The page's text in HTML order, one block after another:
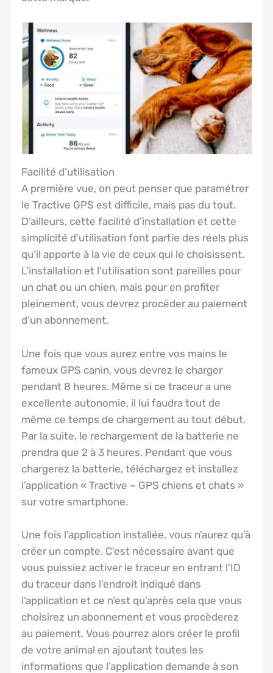
Facilité d’utilisation
A première vue, on peut penser que paramétrer
le Tractive GPS est difficile, mais pas du tout.
D’ailleurs, cette facilité d’installation et cette
simplicité d’utilisation font partie des réels plus
qu’il apporte à la vie de ceux qui le choisissent.
L’installation et l’utilisation sont pareilles pour
un chat ou un chien, mais pour en profiter
pleinement, vous devrez procéder au paiement
d’un abonnement.
Une fois que vous aurez entre vos mains le
fameux GPS canin, vous devrez le charger
pendant 8 heures. Même si ce traceur a une
excellente autonomie, il lui faudra tout de
même ce temps de chargement au tout début.
Par la suite, le rechargement de la batterie ne
prendra que 2 à 3 heures. Pendant que vous
chargerez la batterie, téléchargez et installez
l’application « Tractive – GPS chiens et chats »
sur votre smartphone.
Une fois l’application installée, vous n’aurez qu’à
créer un compte. C’est nécessaire avant que
vous puissiez activer le traceur en entrant l’ID
du traceur dans l’endroit indiqué dans
l’application et ce n’est qu’après cela que vous
choisirez un abonnement et vous procèderez
au paiement. Vous pourrez alors créer le profil
de votre animal en ajoutant toutes les
informations que l’application demande à son